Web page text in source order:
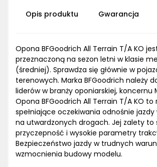
Opis produktu Gwarancja
Opona BFGoodrich All Terrain T/A KO
przeznaczoną na sezon letni w klasie
(średniej). Sprawdza się głównie w
terenowych. Marka BFGoodrich należy
liderów w branży oponiarskiej, koncernu
Opona BFGoodrich All Terrain T/A KO to
spełniające oczekiwania odnośnie
na utwardzonych drogach. Jej zalety to
przyczepność i wysokie parametry
Bezpieczeństwo jazdy w trudnych
wzmocnienia budowy modelu.